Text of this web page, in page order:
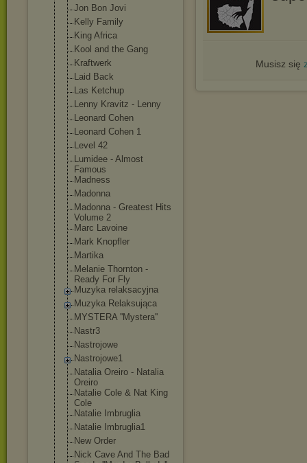
Jon Bon Jovi
Kelly Family
King Africa
Kool and the Gang
Kraftwerk
Laid Back
Las Ketchup
Lenny Kravitz - Lenny
Leonard Cohen
Leonard Cohen 1
Level 42
Lumidee - Almost
Famous
Madness
Madonna
Madonna - Greatest Hits
Volume 2
Marc Lavoine
Mark Knopfler
Martika
Melanie Thornton -
Ready For Fly
Muzyka relaksacyjna
Muzyka Relaksująca
MYSTERA ''Mystera''
Nastr3
Nastrojowe
Nastrojowe1
Natalia Oreiro - Natalia
Oreiro
Natalie Cole & Nat King
Cole
Natalie Imbruglia
Natalie Imbruglia1
New Order
Nick Cave And The Bad
Musisz się